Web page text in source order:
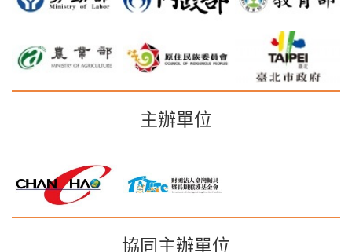
主辦單位
協同主辦單位